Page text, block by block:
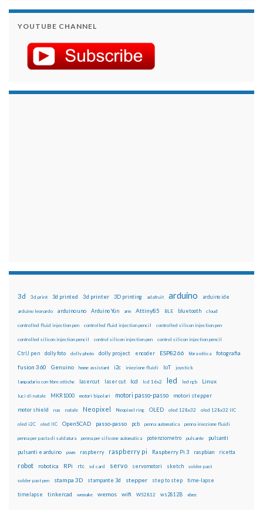
YOUTUBE CHANNEL
3d 3d print 3d printed 3d printer 3D printing adafruit arduino arduino ide
arduino leonardo arduino uno Arduino Yún arm Attiny85 BLE bluetooth cloud
controlled fluid injection pen controlled fluid injection pencil controlled silicon injection pen
controlled silicon injection pencil control silicon injection pen control silicon injection pencil
CtrlJ pen dolly foto dolly photo dolly project encoder ESP8266 fibra ottica fotografia
fusion 360 Genuino home assistant i2c iniezione fluidi IoT joystick
lampadario con fibre ottiche lasercut laser cut lcd lcd 16x2 led led rgb Linux
luci di natale MKR1000 motori bipolari motori passo-passo motori stepper
motor shield nas natale Neopixel Neopixel ring OLED oled 128x32 oled 128x32 IIC
oled i2C oled IIC OpenSCAD passo-passo pcb penna automatica penna iniezione fluidi
penna per pasta di saldatura penna per silicone automatica potenziometro pulsante pulsanti
pulsanti e arduino pwm raspberry raspberry pi Raspberry Pi 3 raspbian ricetta
robot robotica RPi rtc sd card servo servomotori sketch solder past
solder past pen stampa 3D stampante 3d stepper step to step time-lapse
timelapse tinkercad wemake wemos wifi WS2812 ws2812B xbee